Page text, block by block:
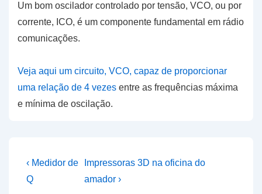
Um bom oscilador controlado por tensão, VCO, ou por
corrente, ICO, é um componente fundamental em rádio
comunicações.
Veja aqui um circuito, VCO, capaz de proporcionar
uma relação de 4 vezes entre as frequências máxima
e mínima de oscilação.
Navegação
de
Previous
Post
‹ Medidor de
Q
Next
Post
Impressoras 3D na oficina do
amador ›